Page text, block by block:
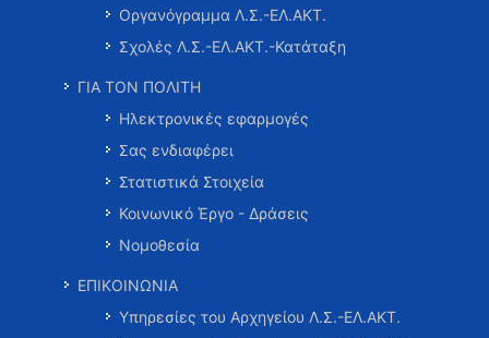
Οργανόγραμμα Λ.Σ.-ΕΛ.ΑΚΤ.
Σχολές Λ.Σ.-ΕΛ.ΑΚΤ.-Κατάταξη
ΓΙΑ ΤΟΝ ΠΟΛΙΤΗ
Ηλεκτρονικές εφαρμογές
Σας ενδιαφέρει
Στατιστικά Στοιχεία
Κοινωνικό Έργο - Δράσεις
Νομοθεσία
ΕΠΙΚΟΙΝΩΝΙΑ
Υπηρεσίες του Αρχηγείου Λ.Σ.-ΕΛ.ΑΚΤ.